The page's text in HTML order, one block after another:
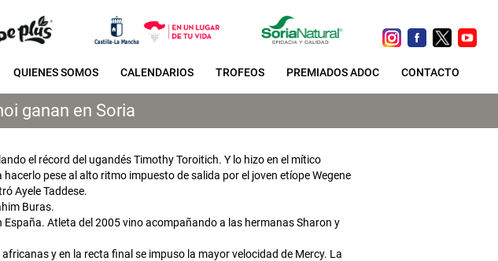
QUIENES SOMOS CALENDARIOS TROFEOS PREMIADOS ADOC CONTACTO
ganan en Soria
el récord del ugandés Timothy Toroitich. Y lo hizo en el mítico
pese al alto ritmo impuesto de salida por el joven etíope Wegene
Ayele Taddese.
Buras.
Atleta del 2005 vino acompañando a las hermanas Sharon y
y en la recta final se impuso la mayor velocidad de Mercy. La